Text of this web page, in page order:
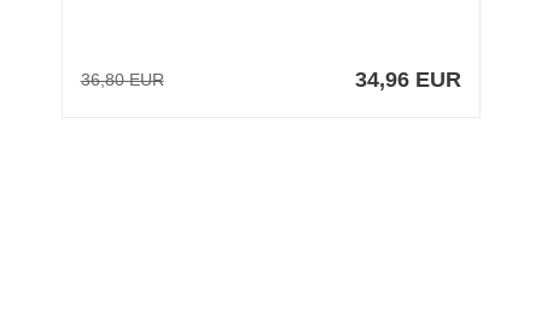
36,80 EUR 34,96 EUR